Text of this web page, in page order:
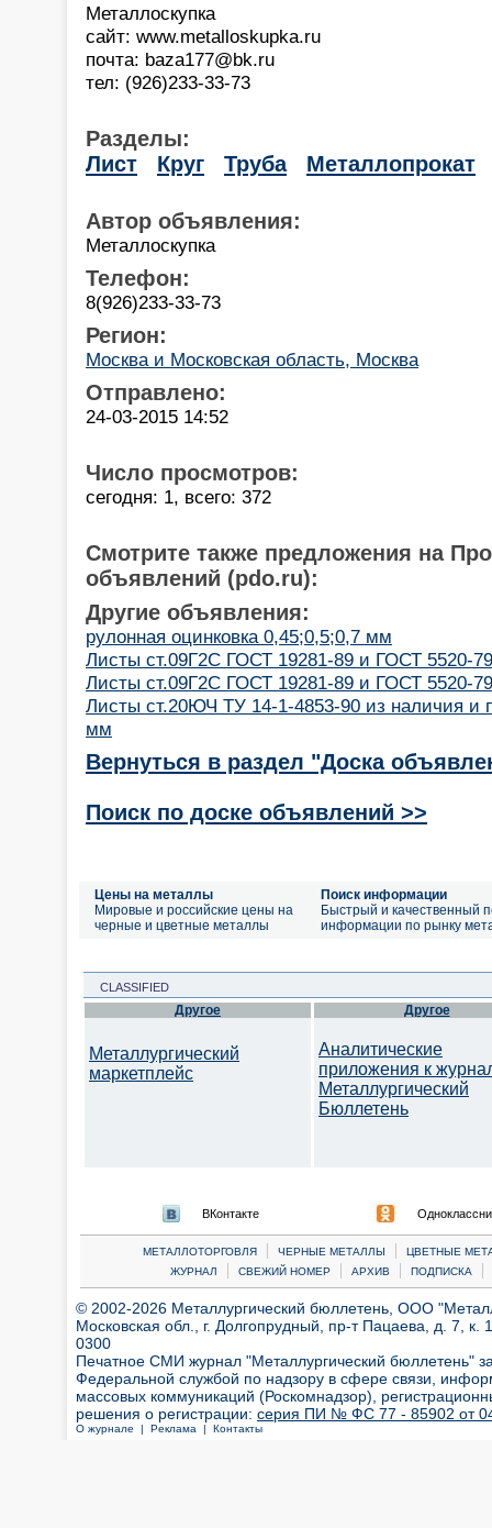
Металлоскупка
сайт: www.metalloskupka.ru
почта: baza177@bk.ru
тел: (926)233-33-73
Разделы:
Лист
Круг Труба Металлопрокат
Автор объявления:
Металлоскупка
Телефон:
8(926)233-33-73
Регион:
Москва и Московская область, Москва
Отправлено:
24-03-2015 14:52
Число просмотров:
сегодня: 1, всего: 372
Смотрите также предложения на
объявлений (pdo.ru):
Другие объявления:
рулонная оцинковка 0,45;0,5;0,7 мм
Листы ст.09Г2С ГОСТ 19281-89 и ГОСТ 5520-
Листы ст.09Г2С ГОСТ 19281-89 и ГОСТ 5520-
Листы ст.20ЮЧ ТУ 14-1-4853-90 из наличия и
мм
Вернуться в раздел "Доска
Поиск по доске объявлений >>
Цены на металлы
Мировые и российские цены на
черные и цветные металлы
Поиск информации
Быстрый и качественный
информации по рынку
CLASSIFIED
Другое
Металлургический
маркетплейс
Другое
Аналитические
приложения к
Металлургический
Бюллетень
ВКонтакте
МЕТАЛЛОТОРГОВЛЯ | ЧЕРНЫЕ МЕТАЛЛЫ |
ЦВЕТНЫЕ
ЖУРНАЛ
| СВЕЖИЙ НОМЕР | АРХИВ | ПОДПИСКА |
© 2002-2026 Металлургический бюллетень, ООО
Московская обл., г. Долгопрудный, пр-т Пацаева, д. 7,
0300
Печатное СМИ журнал "Металлургический бюллетень"
Федеральной службой по надзору в сфере связи,
массовых коммуникаций (Роскомнадзор),
решения о регистрации: серия ПИ № ФС 77 - 85902 от 04
О журнале | Реклама | Контакты